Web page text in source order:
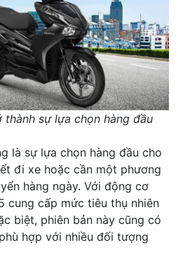
thành sự lựa chọn hàng đầu
là sự lựa chọn hàng đầu cho
đi xe hoặc cần một phương
hàng ngày. Với động cơ
cung cấp mức tiêu thụ nhiên
biệt, phiên bản này cũng có
hợp với nhiều đối tượng